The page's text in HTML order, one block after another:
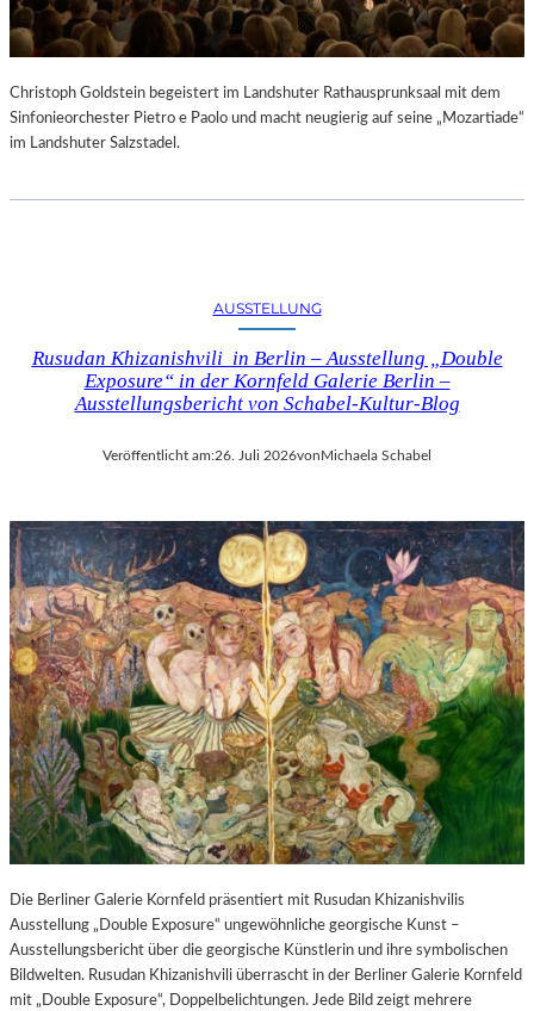
Christoph Goldstein begeistert im Landshuter Rathausprunksaal mit dem
Sinfonieorchester Pietro e Paolo und macht neugierig auf seine „Mozartiade“
im Landshuter Salzstadel.
AUSSTELLUNG
Rusudan Khizanishvili in Berlin – Ausstellung „Double
Exposure“ in der Kornfeld Galerie Berlin –
Ausstellungsbericht von Schabel-Kultur-Blog
Veröffentlicht am:26. Juli 2026von Michaela Schabel
Die Berliner Galerie Kornfeld präsentiert mit Rusudan Khizanishvilis
Ausstellung „Double Exposure“ ungewöhnliche georgische Kunst –
Ausstellungsbericht über die georgische Künstlerin und ihre symbolischen
Bildwelten. Rusudan Khizanishvili überrascht in der Berliner Galerie Kornfeld
mit „Double Exposure“, Doppelbelichtungen. Jede Bild zeigt mehrere